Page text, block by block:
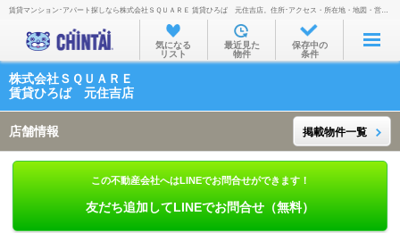
お部屋を探す
沿線・駅から
通勤通学時間から
物件特集から
賃貸マンション･アパート探しなら株式会社ＳＱＵＡＲＥ 賃貸ひろば 元住吉店。住所･アクセス・所在地・地図・営業時間・定休日・電話番号などを掲載。
気になる
リスト
最近見た
物件
保存中の
条件
株式会社ＳＱＵＡＲＥ
賃貸ひろば 元住吉店
店舗情報 掲載物件一覧
この不動産会社へはLINEでお問合せができます！
友だち追加してLINEでお問合せ（無料）